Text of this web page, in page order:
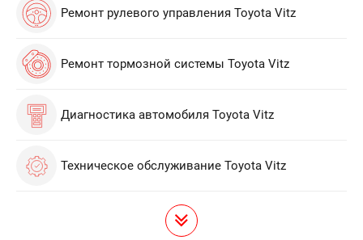
Ремонт рулевого управления Toyota Vitz
Ремонт тормозной системы Toyota Vitz
Диагностика автомобиля Toyota Vitz
Техническое обслуживание Toyota Vitz